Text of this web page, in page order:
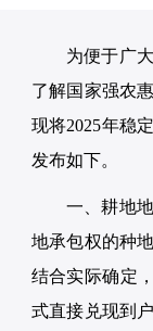
为便于广
了解国家强农
现将2025年稳
发布如下。
一、耕地
地承包权的种
结合实际确定
式直接兑现到